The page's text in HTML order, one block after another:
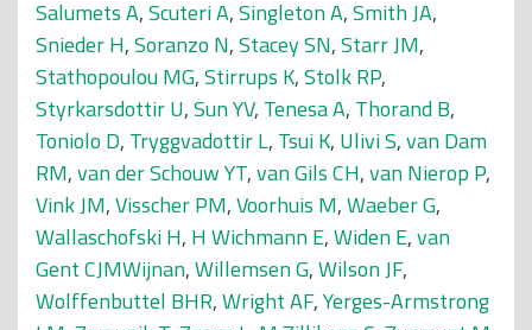
Salumets A,Scuteri A,Singleton A,Smith JA,
Snieder H,Soranzo N,Stacey SN,Starr JM,
Stathopoulou MG,Stirrups K,Stolk RP,
Styrkarsdottir U,Sun YV, Tenesa A, Thorand B,
Toniolo D, Tryggvadottir L, Tsui K, Ulivi S,van Dam
RM,van der Schouw YT,van Gils CH,van Nierop P,
Vink JM,Visscher PM,Voorhuis M,Waeber G,
Wallaschofski H, H Wichmann E,Widen E,van
Gent CJMWijnan,Willemsen G,Wilson JF,
Wolffenbuttel BHR,Wright AF,Yerges-Armstrong